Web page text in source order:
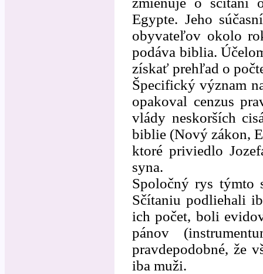
Egypte. Jeho
obyvateľov okolo
podáva biblia.
získať prehľad o
Špecifický význam
opakoval cenzus
vlády neskorších
biblie (Nový zákon,
ktoré priviedlo
syna.
Spoločný rys týmto
Sčítaniu podliehali
ich počet, boli
pánov
pravdepodobné, že
iba muži.